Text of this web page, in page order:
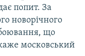
попит. За
новорічного
що
московський